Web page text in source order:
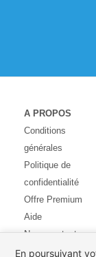
A PROPOS
Conditions
générales
Politique de
confidentialité
Offre Premium
Aide
Nous contacter
Avis des
En poursuivant